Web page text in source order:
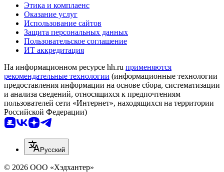
Этика и комплаенс
Оказание услуг
Использование сайтов
Защита персональных данных
Пользовательское соглашение
ИТ аккредитация
На информационном ресурсе hh.ru применяются
рекомендательные технологии (информационные технологии
предоставления информации на основе сбора, систематизации
и анализа сведений, относящихся к предпочтениям
пользователей сети «Интернет», находящихся на территории
Российской Федерации)
Русский
© 2026 ООО «Хэдхантер»